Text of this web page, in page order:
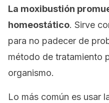
La moxibustión
homeostático. Sirve
para no padecer de
método de tratamiento
organismo.
Lo más común es usar